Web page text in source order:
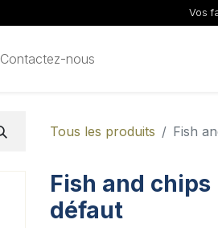
Vos
Contactez-nous
Tous les produits Fish
Fish and
défaut